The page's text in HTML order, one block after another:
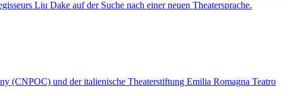
Liu Dake auf der Suche nach einer neuen Theatersprache.
(CNPOC) und der italienische Theaterstiftung Emilia Romagna Teatro